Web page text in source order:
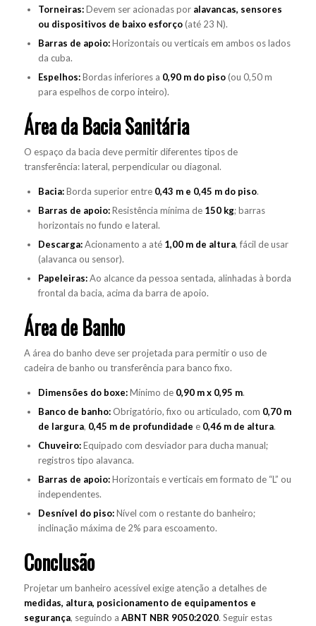
Torneiras:Devem ser acionadas por alavancas, sensores
ou dispositivos de baixo esforço(até 23 N).
Barras de apoio:Horizontais ou verticais em ambos os lados
da cuba.
Espelhos:Bordas inferiores a 0,90 m do piso(ou 0,50 m
para espelhos de corpo inteiro).
Área da Bacia Sanitária
O espaço da bacia deve permitir diferentes tipos de
transferência: lateral, perpendicular ou diagonal.
Bacia:Borda superior entre 0,43 m e 0,45 m do piso.
Barras de apoio:Resistência mínima de 150 kg; barras
horizontais no fundo e lateral.
Descarga:Acionamento a até 1,00 m de altura, fácil de usar
(alavanca ou sensor).
Papeleiras:Ao alcance da pessoa sentada, alinhadas à borda
frontal da bacia, acima da barra de apoio.
Área de Banho
A área do banho deve ser projetada para permitir o uso de
cadeira de banho ou transferência para banco fixo.
Dimensões do boxe:Mínimo de 0,90 m x 0,95 m.
Banco de banho:Obrigatório, fixo ou articulado, com 0,70 m
de largura, 0,45 m de profundidade e 0,46 m de altura.
Chuveiro:Equipado com desviador para ducha manual;
registros tipo alavanca.
Barras de apoio:Horizontais e verticais em formato de “L” ou
independentes.
Desnível do piso:Nível com o restante do banheiro;
inclinação máxima de 2% para escoamento.
Conclusão
Projetar um banheiro acessível exige atenção a detalhes de
medidas, altura, posicionamento de equipamentos e
segurança, seguindo a ABNT NBR 9050:2020. Seguir estas